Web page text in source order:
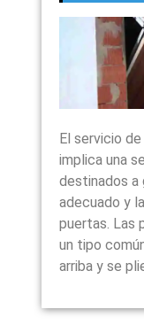
El servicio
implica una
destinados a
adecuado y
puertas. Las
un tipo
arriba y se